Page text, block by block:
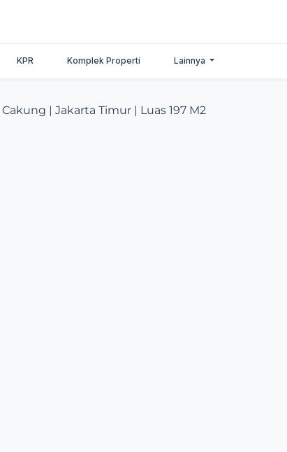
KPR Komplek Properti Lainnya